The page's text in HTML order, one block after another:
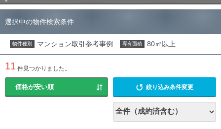
選択中の物件検索条件
物件種別 マンション取引参考事例 専有面積 80㎡以上
11 件見つかりました。
絞り込み条件変更